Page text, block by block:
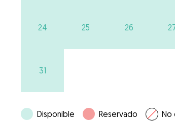
24 25 26
31
Disponible Reservado No